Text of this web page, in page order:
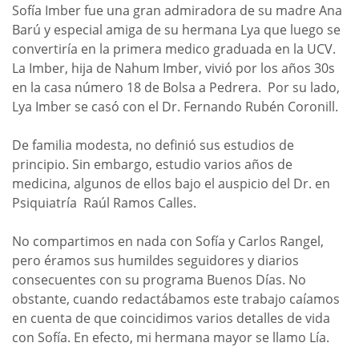
Sofía Imber fue una gran admiradora de su madre Ana
Barú y especial amiga de su hermana Lya que luego se
convertiría en la primera medico graduada en la UCV.
La Imber, hija de Nahum Imber, vivió por los años 30s
en la casa número 18 de Bolsa a Pedrera. Por su lado,
Lya Imber se casó con el Dr. Fernando Rubén Coronill.
De familia modesta, no definió sus estudios de
principio. Sin embargo, estudio varios años de
medicina, algunos de ellos bajo el auspicio del Dr. en
Psiquiatría Raúl Ramos Calles.
No compartimos en nada con Sofía y Carlos Rangel,
pero éramos sus humildes seguidores y diarios
consecuentes con su programa Buenos Días. No
obstante, cuando redactábamos este trabajo caíamos
en cuenta de que coincidimos varios detalles de vida
con Sofía. En efecto, mi hermana mayor se llamo Lía.